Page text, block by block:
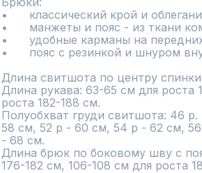
•	классический крой и облегание
•	манжеты и пояс - из ткани компаньона кашкорсе
•	удобные карманы на передних половинках
•	пояс с резинкой и шнуром внутри
Длина свитшота по центру
Длина рукава: 63-65 см для роста
роста 182-188 см.
Полуобхват груди свитшота: 46
58 см, 52 р - 60 см, 54 р - 62 см,
- 68 см.
Длина брюк по боковому шву с
176-182 см, 106-108 см для роста